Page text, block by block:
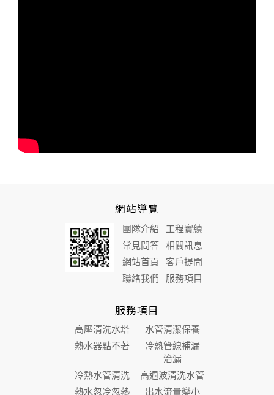
網站導覽
團隊介紹
工程實績
常見問答
相關訊息
網站首頁
客戶提問
聯絡我們
服務項目
服務項目
高壓清洗水塔
水管清潔保養
熱水器點不著
冷熱管線補漏
治漏
冷熱水管清洗
高週波清洗水管
熱水忽冷忽熱
出水流量變小